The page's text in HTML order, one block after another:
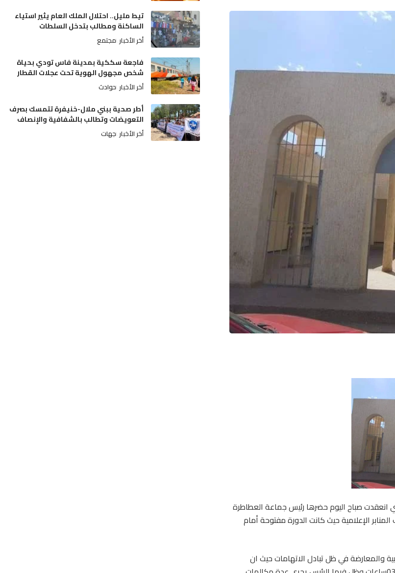
انعقدت صباح اليوم حضرها رئيس جماعة العطاطرة
الإعلامية حيث كانت الدورة مفتوحة أمام
والمعارضة في ظل تبادل الاتهامات حيث ان
تيط مليل.. احتلال الملك العام يثير استياء
الساكنة ومطالب بتدخل السلطات
أخر الأخبار مجتمع
فاجعة سككية بمدينة فاس تودي بحياة
شخص مجهول الهوية تحت عجلات القطار
أخر الأخبار حوادث
أطر صحية ببني ملال-خنيفرة تتمسك بصرف
التعويضات وتطالب بالشفافية والإنصاف
أخر الأخبار جهات